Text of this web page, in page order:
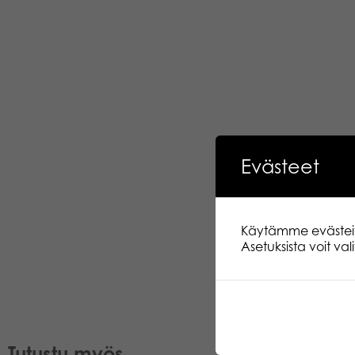
Evästeet
Käytämme
Asetuksista voit